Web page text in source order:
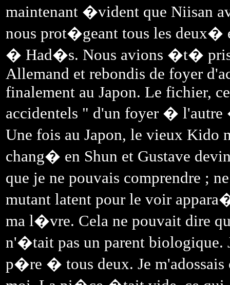
maintenant �vident que Niisan
nous prot�geant tous les
� Had�s. Nous avions �t� pris
Allemand et rebondis de foyer
finalement au Japon. Le fichier,
accidentels " d'un foyer �
Une fois au Japon, le vieux
chang� en Shun et Gustave
que je ne pouvais comprendre ;
mutant latent pour le voir
ma l�vre. Cela ne pouvait dire
n'�tait pas un parent
p�re � tous deux. Je m'adossais